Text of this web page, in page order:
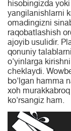
hisobingizda
yangilanishlarni
omadingizni
raqobatlashish
ajoyib usulidir.
qonuniy
o'yinlarga
cheklaydi.
bo'lgan hamma
xoh
ko'rsangiz ham.